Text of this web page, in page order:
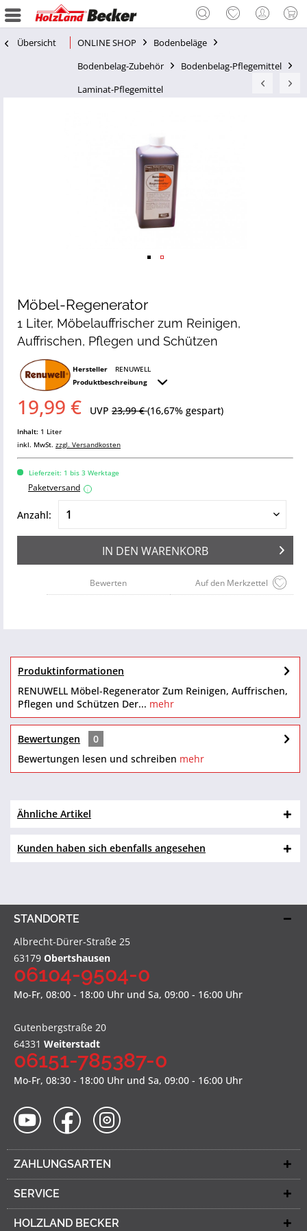
Übersicht ONLINE SHOP
Bodenbeläge
Bodenbelag-Zubehör
Bodenbelag-Pflegemittel
Laminat-Pflegemittel
Möbel-Regenerator
1 Liter, Möbelauffrischer zum Reinigen,
Auffrischen, Pflegen und Schützen
Hersteller
RENUWELL
Produktbeschreibung
19,99 € UVP 23,99 €(16,67% gespart)
Inhalt: 1 Liter
inkl. MwSt. zzgl. Versandkosten
Lieferzeit: 1 bis 3 Werktage
Paketversand i
Anzahl:
IN DEN WARENKORB
Auf den Merkzettel
Bewerten
Produktinformationen
RENUWELL Möbel-Regenerator Zum Reinigen, Auffrischen,
Pflegen und Schützen Der... mehr
Bewertungen
0
Bewertungen lesen und schreiben mehr
Ähnliche Artikel
Kunden haben sich ebenfalls angesehen
STANDORTE
Albrecht-Dürer-Straße 25
63179 Obertshausen
06104-9504-0
Mo-Fr, 08:00 - 18:00 Uhr und Sa, 09:00 - 16:00 Uhr
Gutenbergstraße 20
64331 Weiterstadt
06151-785387-0
Mo-Fr, 08:30 - 18:00 Uhr und Sa, 09:00 - 16:00 Uhr
ZAHLUNGSARTEN
SERVICE
HOLZLAND BECKER